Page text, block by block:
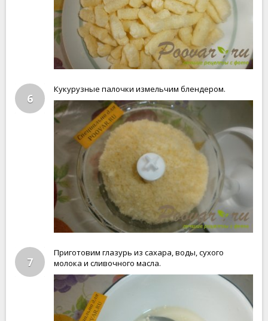
6
Кукурузные палочки измельчим блендером.
7
Приготовим глазурь из сахара, воды, сухого
молока и сливочного масла.